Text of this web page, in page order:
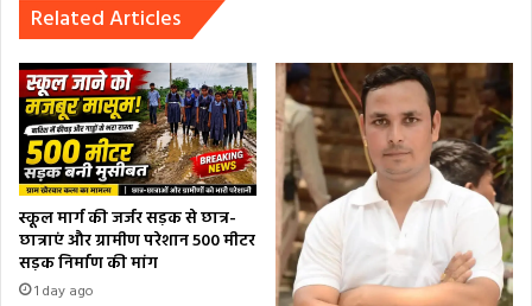
Related Articles
स्कूल मार्ग की जर्जर सड़क से छात्र-
छात्राएं और ग्रामीण परेशान 500 मीटर
सड़क निर्माण की मांग
1 day ago